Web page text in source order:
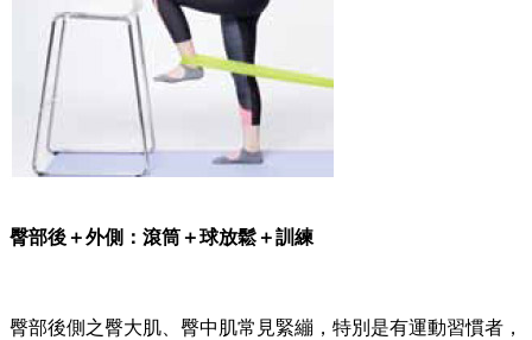
臀部後＋外側：滾筒＋球放鬆＋訓練
臀部後側之臀大肌、臀中肌常見緊繃，特別是有運動習慣者，